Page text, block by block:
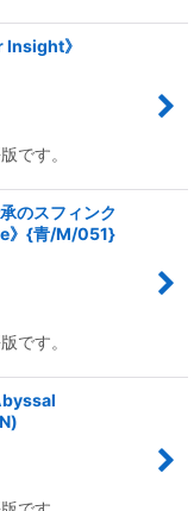
Insight》
です。
のスフィンク
》{青/M/051}
です。